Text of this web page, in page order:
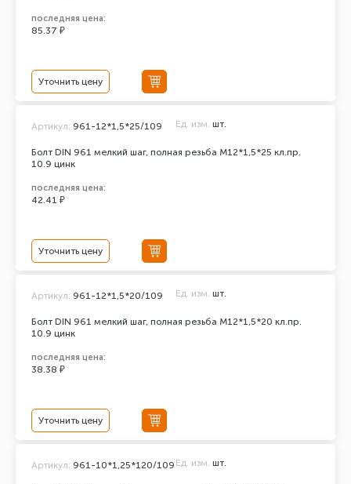
последняя цена:
85.37 ₽
Уточнить цену
Болт DIN 961 мелкий шаг, полная резьба M12*1,5*25 кл.пр.
10.9 цинк
Артикул: 961-12*1,5*25/109 Ед. изм. шт.
последняя цена:
42.41 ₽
Уточнить цену
Болт DIN 961 мелкий шаг, полная резьба M12*1,5*20 кл.пр.
10.9 цинк
Артикул: 961-12*1,5*20/109 Ед. изм. шт.
последняя цена:
38.38 ₽
Уточнить цену
Артикул: 961-10*1,25*120/109 Ед. изм. шт.